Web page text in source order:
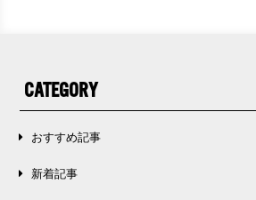
CATEGORY
おすすめ記事
新着記事